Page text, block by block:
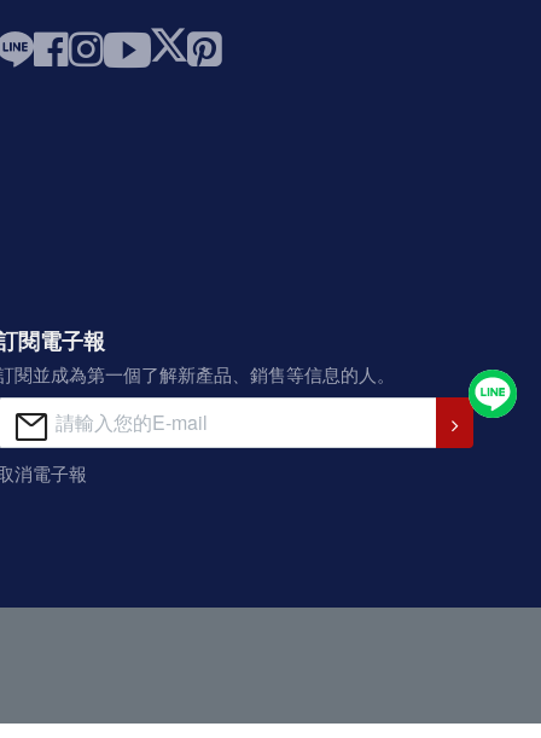
閱電子報
閱並成為第一個了解新產品、銷售等信息的人。
消電子報